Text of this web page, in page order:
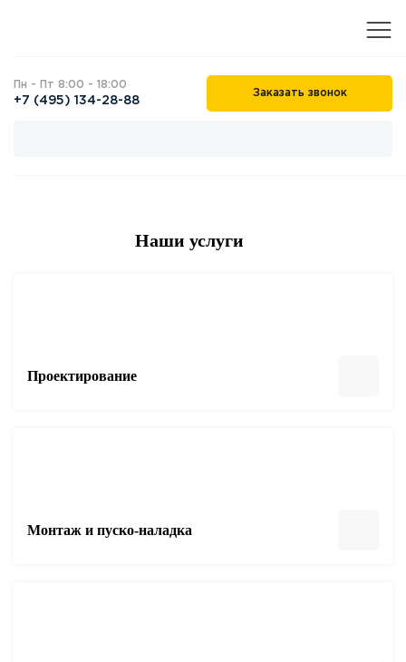
Пн - Пт 8:00 - 18:00
+7 (495) 134-28-88
Заказать звонок
Наши услуги
Проектирование
Монтаж и пуско-наладка